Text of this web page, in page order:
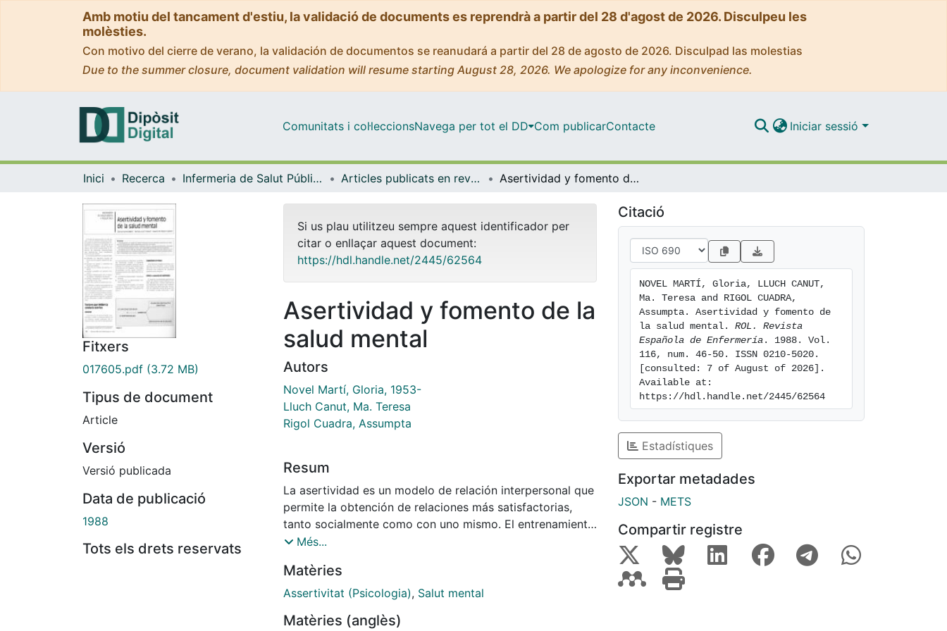
Amb motiu del tancament d'estiu, la validació de documents es reprendrà a partir del 28 d'agost de 2026. Disculpeu les
molèsties.
Con motivo del cierre de verano, la validación de documentos se reanudará a partir del 28 de agosto de 2026. Disculpad las molestias
Due to the summer closure, document validation will resume starting August 28, 2026. We apologize for any inconvenience.
Comunitats i col·leccionsNavega per tot el DD Com publicarContacte Iniciar sessió
Inici Recerca Infermeria de Salut Pública, Salut Mental i Maternoinfantil Articles publicats en revistes (Infermeria de Salut Pública, Salut mental i Maternoinfantil) Asertividad y fomento de la salud mental
Fitxers
017605.pdf (3.72 MB)
Tipus de document
Article
Versió
Versió publicada
Data de publicació
1988
Tots els drets reservats
Si us plau utilitzeu sempre aquest identificador per
citar o enllaçar aquest document:
https://hdl.handle.net/2445/62564
Asertividad y fomento de la
salud mental
Autors
Novel Martí, Gloria, 1953-
Lluch Canut, Ma. Teresa
Rigol Cuadra, Assumpta
Resum
La asertividad es un modelo de relación interpersonal que
permite la obtención de relaciones más satisfactorias,
tanto socialmente como con uno mismo. El entrenamiento
asertivo intenta modificar la falta de capacidad
como una incapacidad de expresar emociones positivas.
La utilización de un estilo de conducta asertiva capacita
permita conseguir sus objetivos básicos proporcionándole
Més...
Matèries
Assertivitat (Psicologia), Salut mental
Matèries (anglès)
Citació
NOVEL MARTÍ, Gloria, LLUCH CANUT,
Ma. Teresa and RIGOL CUADRA,
Assumpta. Asertividad y fomento de
la salud mental. ROL. Revista
Española de Enfermería . 1988. Vol.
116, num. 46-50. ISSN 0210-5020.
[consulted: 7 of August of 2026].
Available at:
https://hdl.handle.net/2445/62564
Estadístiques
Exportar metadades
JSON - METS
Compartir registre